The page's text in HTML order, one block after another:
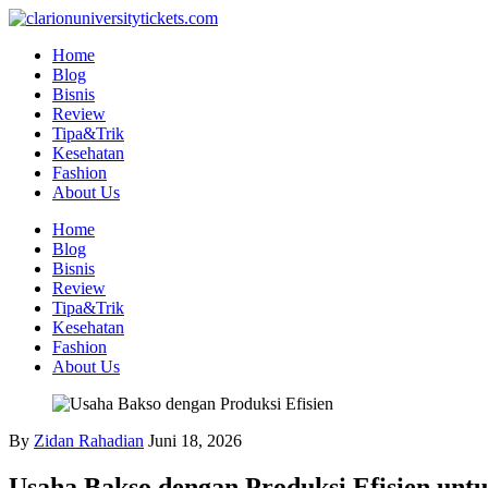
Skip
contentHome
Blog
Bisnis
Review
Tipa&Trik
Kesehatan
Fashion
About Us
Home
Blog
Bisnis
Review
Tipa&Trik
Kesehatan
Fashion
About Us
By Zidan Rahadian Juni 18, 2026